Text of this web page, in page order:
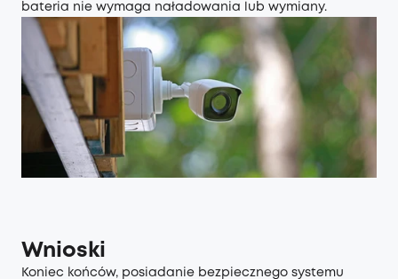
bateria nie wymaga naładowania lub wymiany.
Wnioski
Koniec końców, posiadanie bezpiecznego systemu